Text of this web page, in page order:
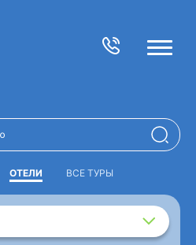
ОТЕЛИ ВСЕ ТУРЫ